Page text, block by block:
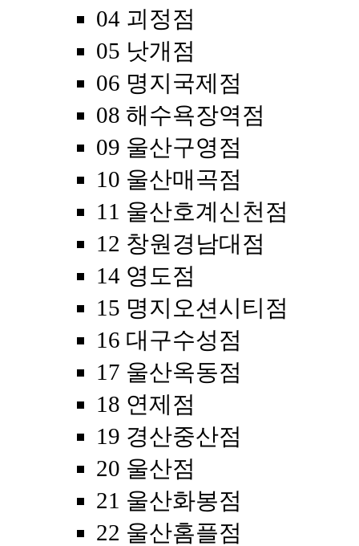
04 괴정점
05 낫개점
06 명지국제점
08 해수욕장역점
09 울산구영점
10 울산매곡점
11 울산호계신천점
12 창원경남대점
14 영도점
15 명지오션시티점
16 대구수성점
17 울산옥동점
18 연제점
19 경산중산점
20 울산점
21 울산화봉점
22 울산홈플점